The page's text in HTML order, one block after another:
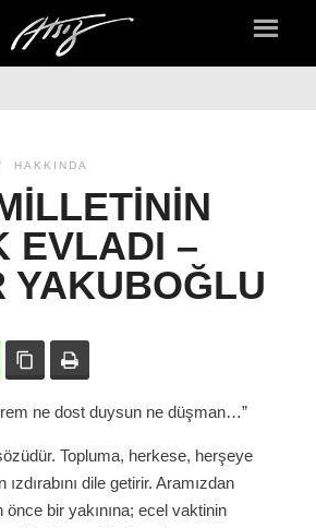
HAKKINDA
EVLADI –
YAKUBOĞLU
WhatsAppBağlanıyı kopyala
ne dost duysun ne düşman…”
Topluma, herkese, herşeye
dile getirir. Aramızdan
önce bir yakınına; ecel vaktinin